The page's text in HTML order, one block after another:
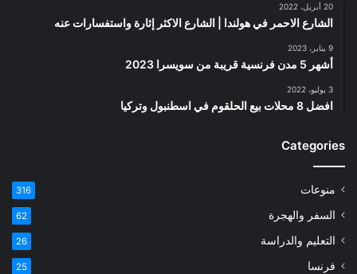
20 أبريل، 2022
الشارع الاحمر في هولندا | الشارع الاكثر إثارة واستفسارات عنه
9 يناير، 2023
أشهر 5 مدن فرنسية قريبة من سويسرا 2023
3 يوليو، 2022
افضل 8 محلات بيع الحلقوم في اسطنبول وتركيا
Categories
منوعات 316
السفر والهجرة 62
التعليم والدراسة 26
فرنسا 25